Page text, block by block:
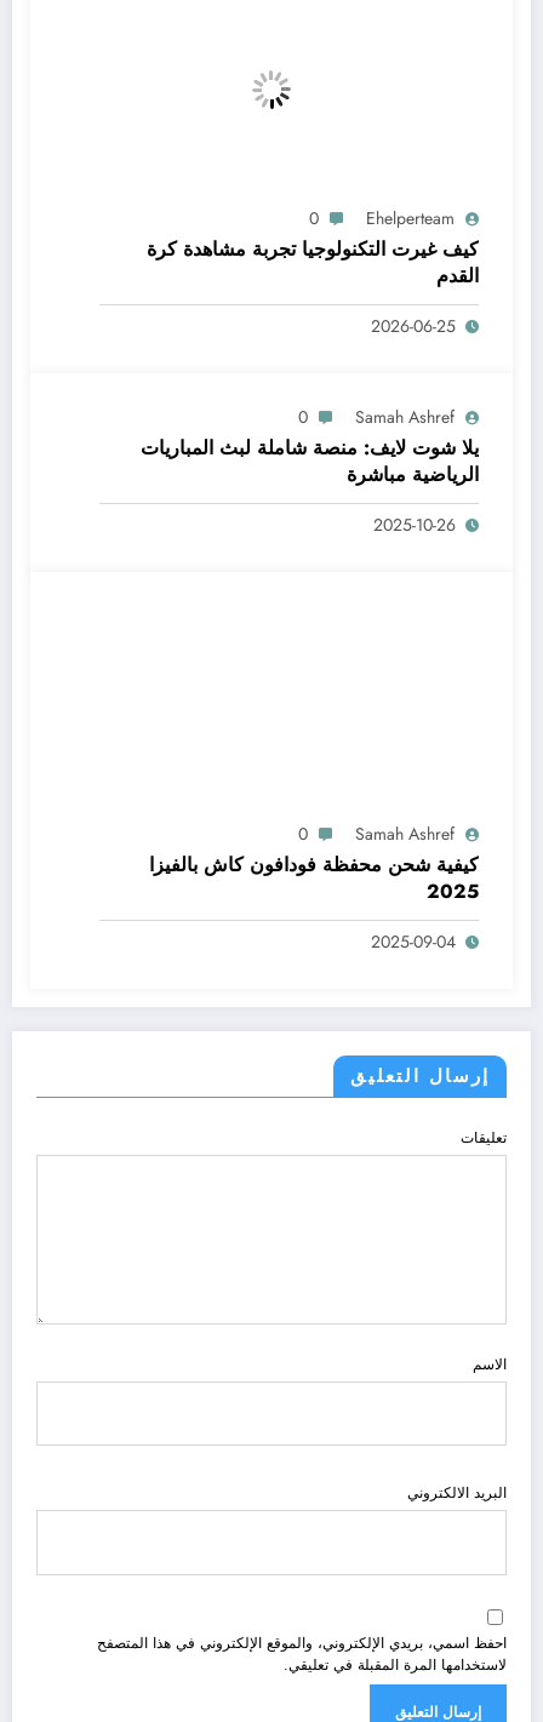
Ehelperteam
0
كيف غيرت التكنولوجيا تجربة مشاهدة كرة
القدم
2026-06-25
Samah Ashref
0
يلا شوت لايف: منصة شاملة لبث المباريات
الرياضية مباشرة
2025-10-26
Samah Ashref
0
كيفية شحن محفظة فودافون كاش بالفيزا
2025
2025-09-04
إرسال التعليق
تعليقات
الاسم
البريد الالكتروني
احفظ اسمي، بريدي الإلكتروني، والموقع الإلكتروني في هذا المتصفح
لاستخدامها المرة المقبلة في تعليقي.